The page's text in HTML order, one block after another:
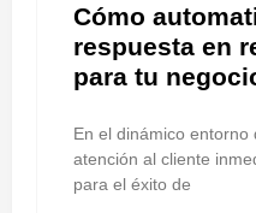
Cómo
respuesta en
para tu
En el dinámico
atención al cliente
para el éxito de